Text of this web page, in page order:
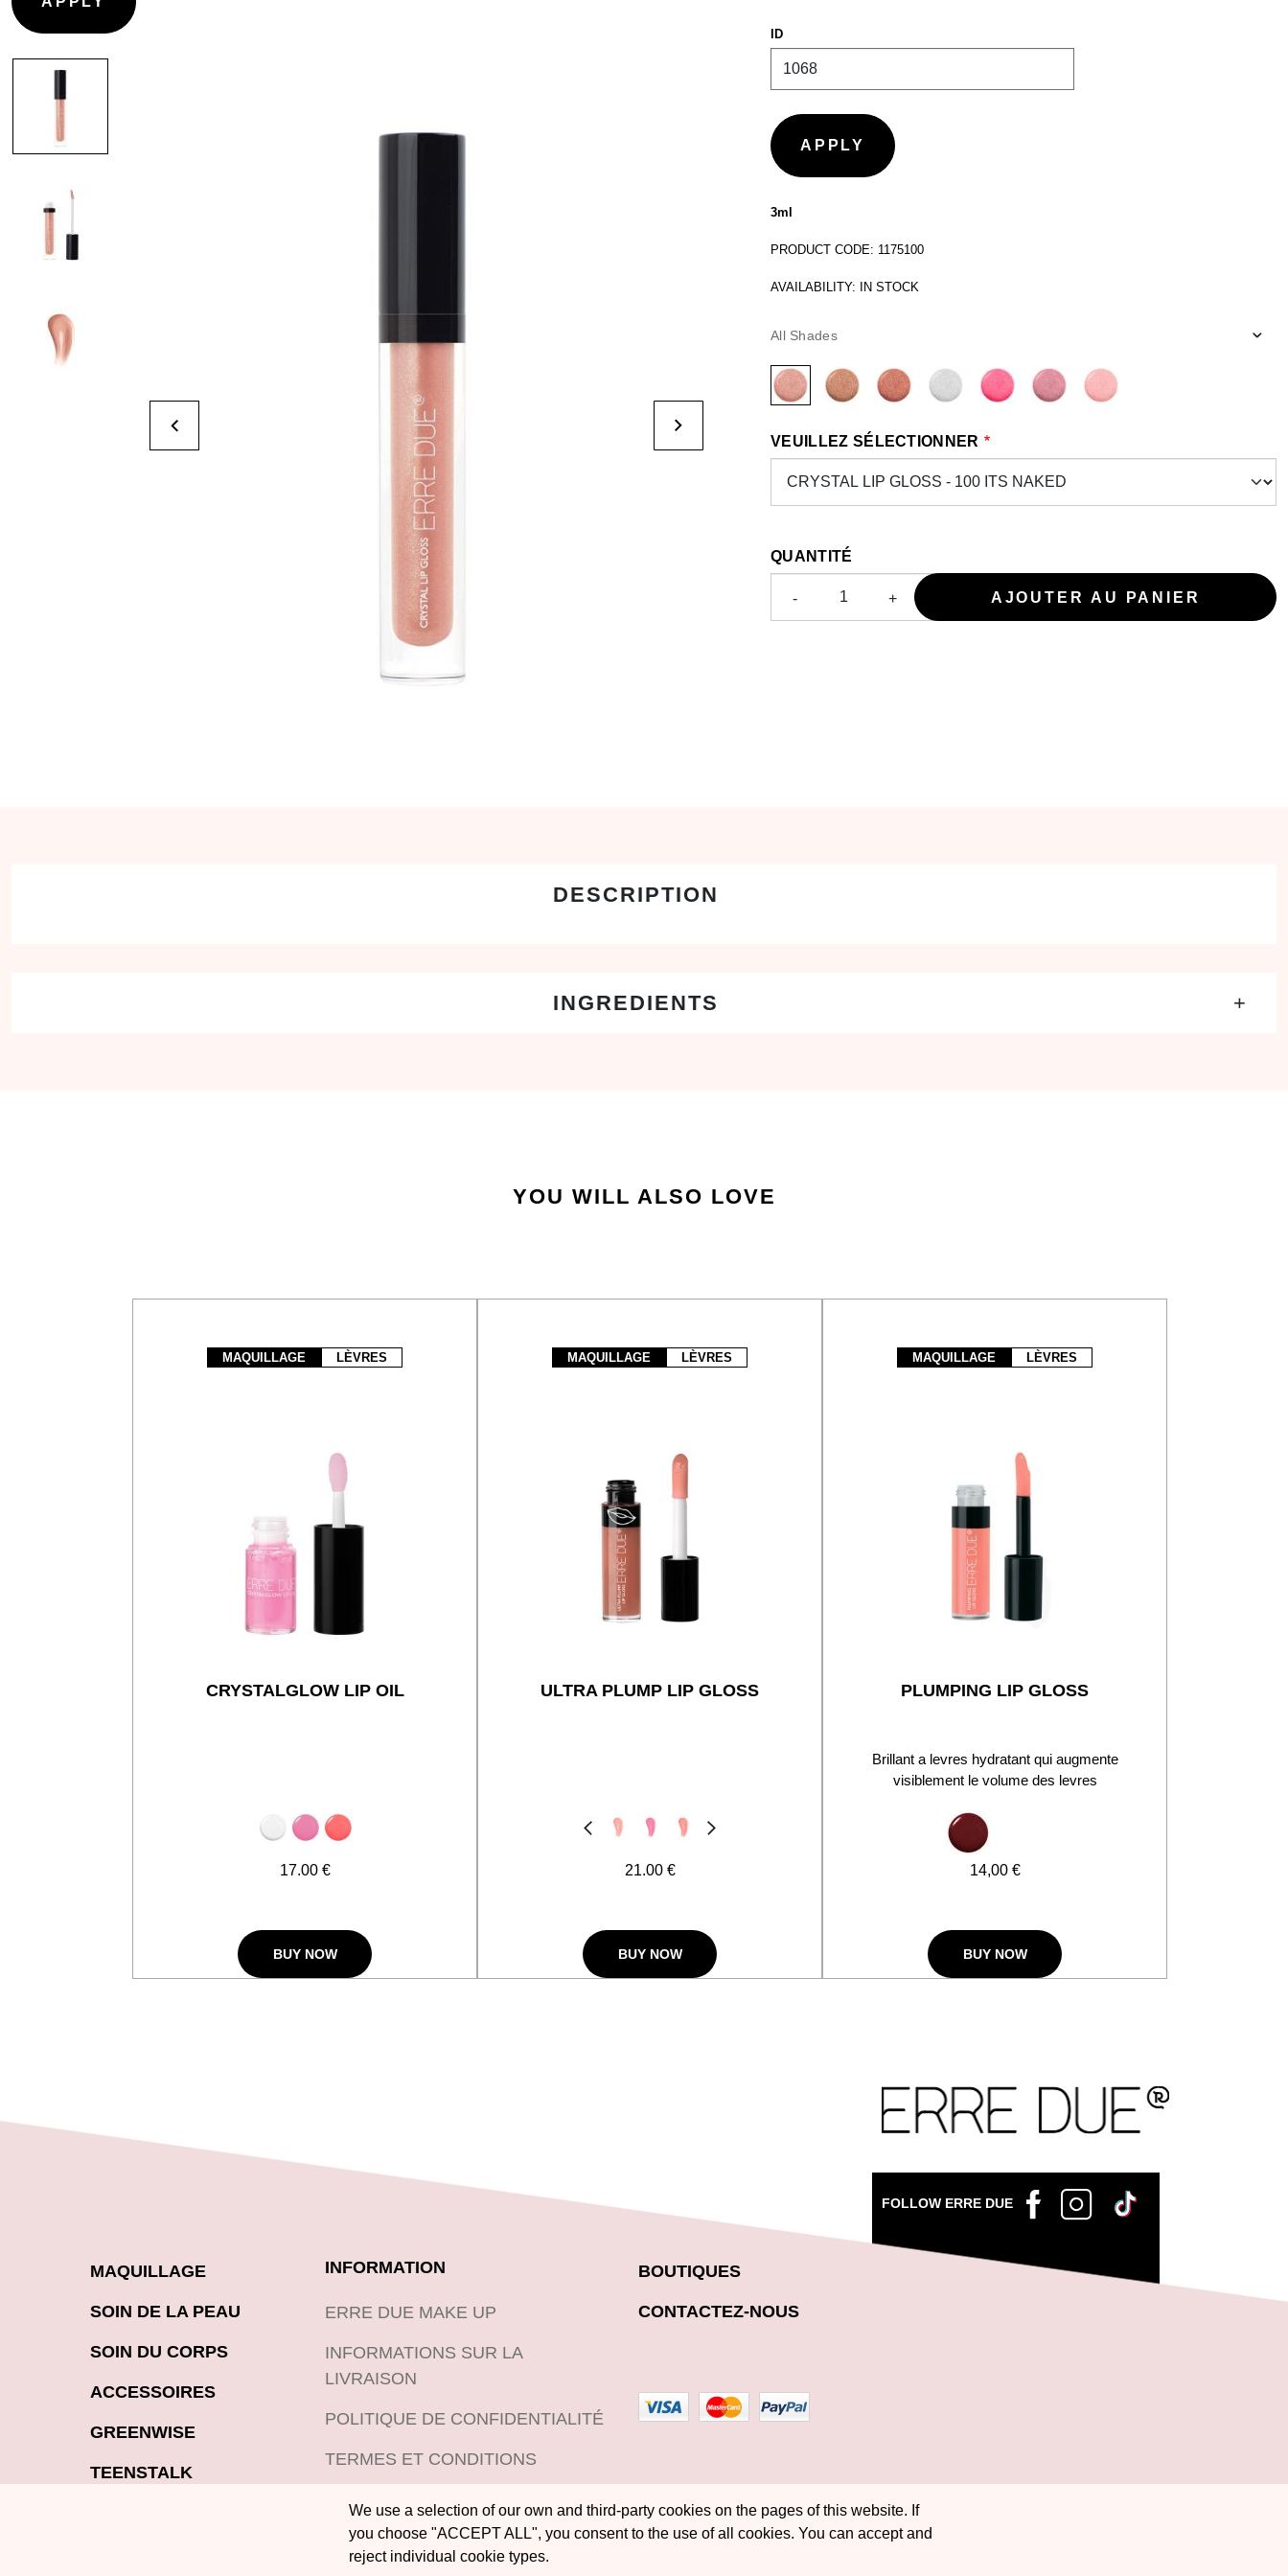
ID
3ml
PRODUCT CODE: 1175100
AVAILABILITY: IN STOCK
All Shades
VEUILLEZ SÉLECTIONNER
QUANTITÉ
+
-
YOU WILL ALSO LOVE
MAQUILLAGE LÈVRES
CRYSTALGLOW LIP OIL
17.00 €
BUY NOW
MAQUILLAGE LÈVRES
ULTRA PLUMP LIP GLOSS
Précédent Suivant
21.00 €
BUY NOW
MAQUILLAGE LÈVRES
PLUMPING LIP GLOSS
Brillant a levres hydratant qui augmente
visiblement le volume des levres
14,00 €
BUY NOW
FOLLOW ERRE DUE
MAQUILLAGE
SOIN DE LA PEAU
SOIN DU CORPS
ACCESSOIRES
GREENWISE
TEENSTALK
INFORMATION
ERRE DUE MAKE UP
INFORMATIONS SUR LA
LIVRAISON
POLITIQUE DE CONFIDENTIALITÉ
TERMES ET CONDITIONS
POLITIQUE DE RETOUR DES
PRODUITS
BOUTIQUES
CONTACTEZ-NOUS
We use a selection of our own and third-party cookies on the pages of this website. If
you choose "ACCEPT ALL", you consent to the use of all cookies. You can accept and
reject individual cookie types.